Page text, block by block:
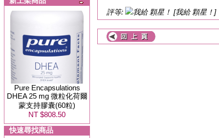
Pure Encapsulations
DHEA 25 mg 微粒化荷爾
蒙支持膠囊(60粒)
NT $808.50
快速尋找商品
評等: [我給 顆星！]